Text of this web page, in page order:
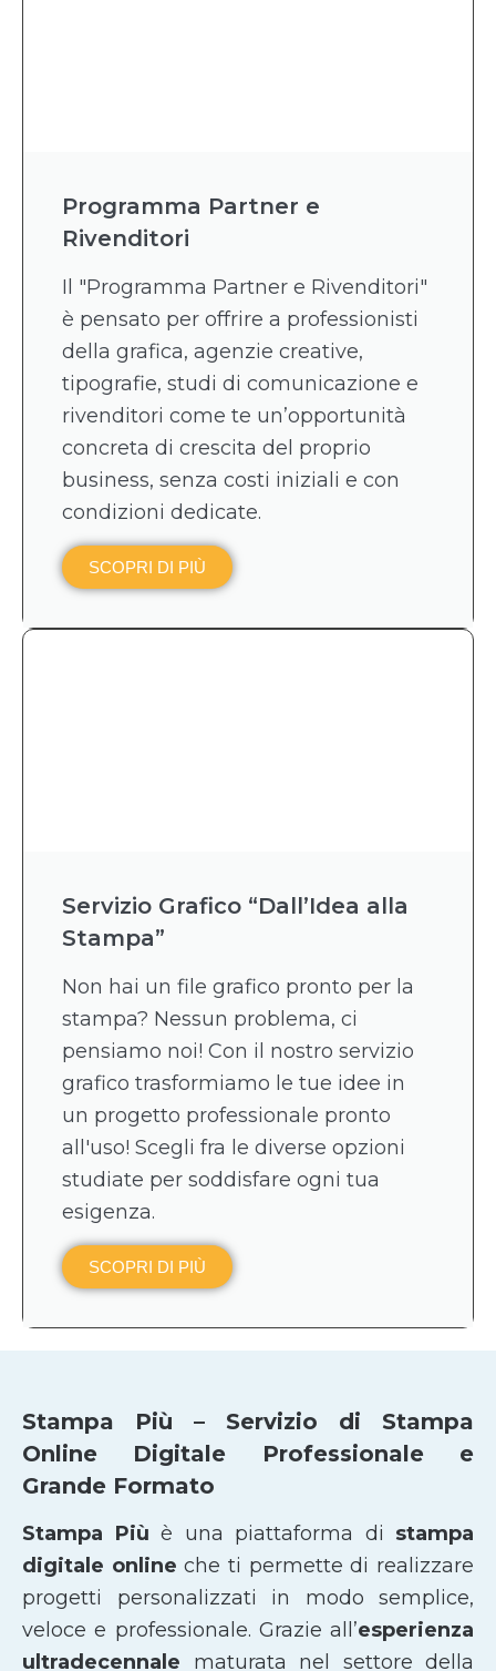
Programma Partner e
Rivenditori
Il "Programma Partner e Rivenditori"
è pensato per offrire a professionisti
della grafica, agenzie creative,
tipografie, studi di comunicazione e
rivenditori come te un’opportunità
concreta di crescita del proprio
business, senza costi iniziali e con
condizioni dedicate.
SCOPRI DI PIÙ
Servizio Grafico “Dall’Idea alla
Stampa”
Non hai un file grafico pronto per la
stampa? Nessun problema, ci
pensiamo noi! Con il nostro servizio
grafico trasformiamo le tue idee in
un progetto professionale pronto
all'uso! Scegli fra le diverse opzioni
studiate per soddisfare ogni tua
esigenza.
SCOPRI DI PIÙ
Stampa Più – Servizio di Stampa
Online Digitale Professionale e
Grande Formato
Stampa Più è una piattaforma di stampa
digitale online che ti permette di realizzare
progetti personalizzati in modo semplice,
veloce e professionale. Grazie all’esperienza
ultradecennale maturata nel settore della